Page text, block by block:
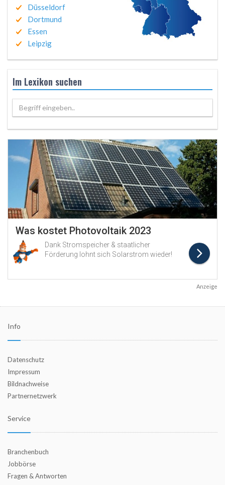
Düsseldorf
Dortmund
Essen
Leipzig
Im Lexikon suchen
Begriff eingeben..
Anzeige
Info
Datenschutz
Impressum
Bildnachweise
Partnernetzwerk
Service
Branchenbuch
Jobbörse
Fragen & Antworten